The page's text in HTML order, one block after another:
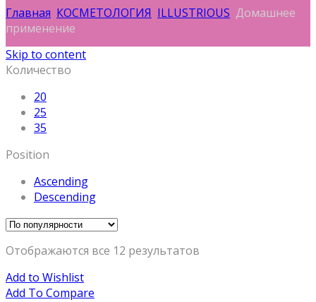
Главная КОСМЕТОЛОГИЯ ILLUSTRIOUS Домашнее
применение
Skip to content
Количество
20
25
35
Position
Ascending
Descending
Отображаются все 12 результатов
Add to Wishlist
Add To Compare